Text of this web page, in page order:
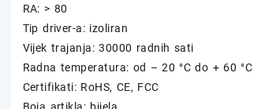
RA: > 80
Tip driver-a: izoliran
Vijek trajanja: 30000 radnih sati
Radna temperatura: od – 20 °C do + 60 °C
Certifikati: RoHS, CE, FCC
Boja artikla: bijela
KM.